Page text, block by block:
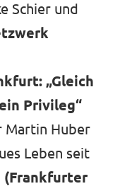
Schier und
„Gleich
Privileg“
Martin Huber
Leben seit
(Frankfurter